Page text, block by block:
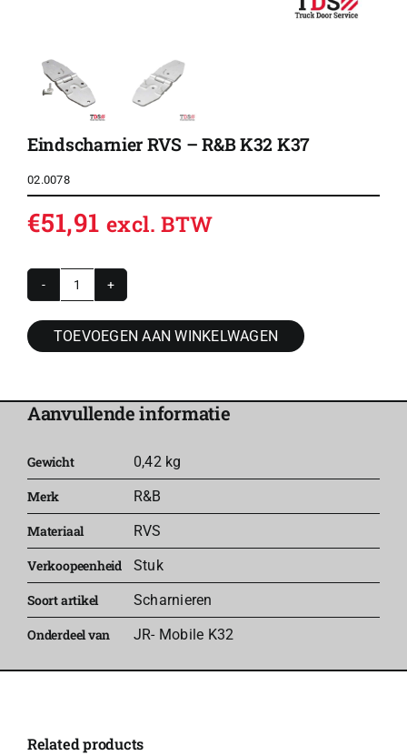
Eindscharnier RVS – R&B K32 K37
02.0078
€51,91 excl. BTW
Eindscharnier
RVS
-
K32
TOEVOEGEN AAN WINKELWAGEN
Aanvullende informatie
Gewicht
0,42 kg
Merk
R&B
Materiaal
RVS
Verkoopeenheid
Stuk
Soort artikel
Scharnieren
Onderdeel van
JR- Mobile K32
Related products